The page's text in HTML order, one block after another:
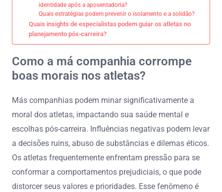
identidade após a aposentadoria?
Quais estratégias podem prevenir o isolamento e a solidão?
Quais insights de especialistas podem guiar os atletas no
planejamento pós-carreira?
Como a má companhia corrompe
boas morais nos atletas?
Más companhias podem minar significativamente a
moral dos atletas, impactando sua saúde mental e
escolhas pós-carreira. Influências negativas podem levar
a decisões ruins, abuso de substâncias e dilemas éticos.
Os atletas frequentemente enfrentam pressão para se
conformar a comportamentos prejudiciais, o que pode
distorcer seus valores e prioridades. Esse fenômeno é